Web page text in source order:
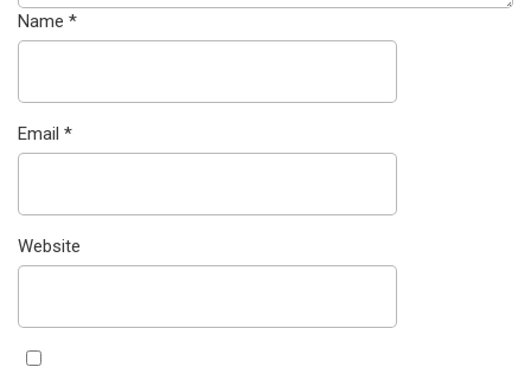
Name *
Email *
Website